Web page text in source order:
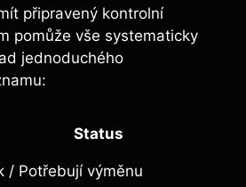
připravený kontrolní
pomůže vše systematicky
jednoduchého
Status
/ Potřebují výměnu